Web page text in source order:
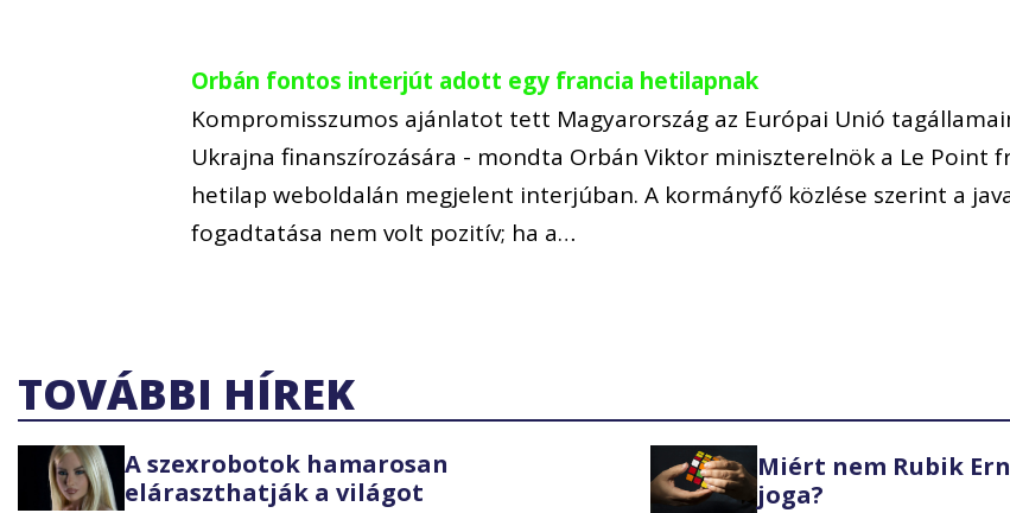
Orbán fontos interjút adott egy francia hetilapnak
Kompromisszumos ajánlatot tett Magyarország az Európai Unió
Ukrajna finanszírozására - mondta Orbán Viktor miniszterelnök a Le Point
hetilap weboldalán megjelent interjúban. A kormányfő közlése szerint a
fogadtatása nem volt pozitív; ha a…
TOVÁBBI HÍREK
A szexrobotok hamarosan
eláraszthatják a világot
Miért nem Rubik
joga?